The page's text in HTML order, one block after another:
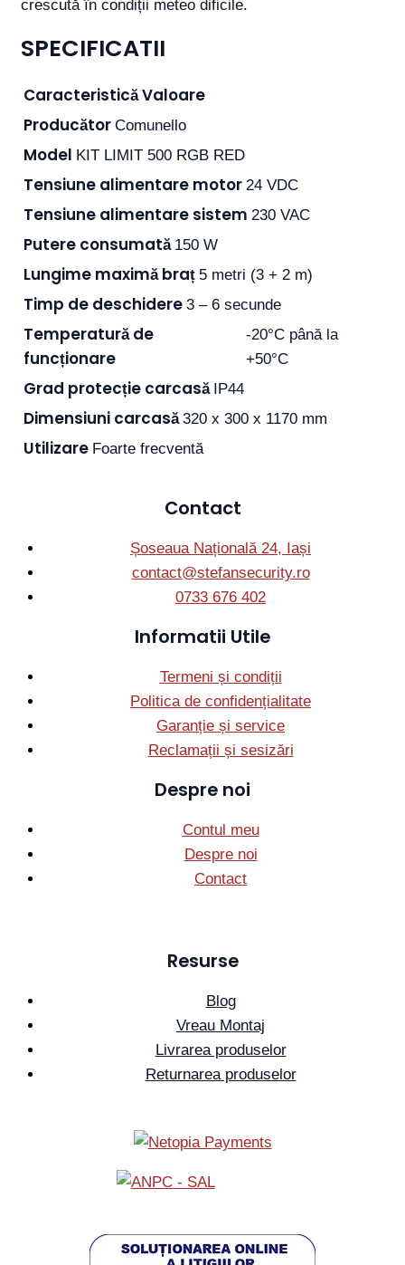
crescută în condiții meteo dificile.
SPECIFICATII
CaracteristicăValoare
Producător Comunello
Model KIT LIMIT 500 RGB RED
Tensiune alimentare motor 24 VDC
Tensiune alimentare sistem 230 VAC
Putere consumată 150 W
Lungime maximă braț 5 metri (3 + 2 m)
Timp de deschidere 3 – 6 secunde
Temperatură de
funcționare
-20°C până la
+50°C
Grad protecție carcasă IP44
Dimensiuni carcasă 320 x 300 x 1170 mm
Utilizare Foarte frecventă
Contact
Șoseaua Națională 24, Iași
contact@stefansecurity.ro
0733 676 402
Informatii Utile
Termeni și condiții
Politica de confidențialitate
Garanție și service
Reclamații și sesizări
Despre noi
Contul meu
Despre noi
Contact
Resurse
Blog
Vreau Montaj
Livrarea produselor
Returnarea produselor